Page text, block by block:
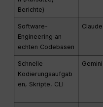
Berichte)
Software-
Engineering an
echten Codebasen
Schnelle
Kodierungsaufgab
en, Skripte, CLI